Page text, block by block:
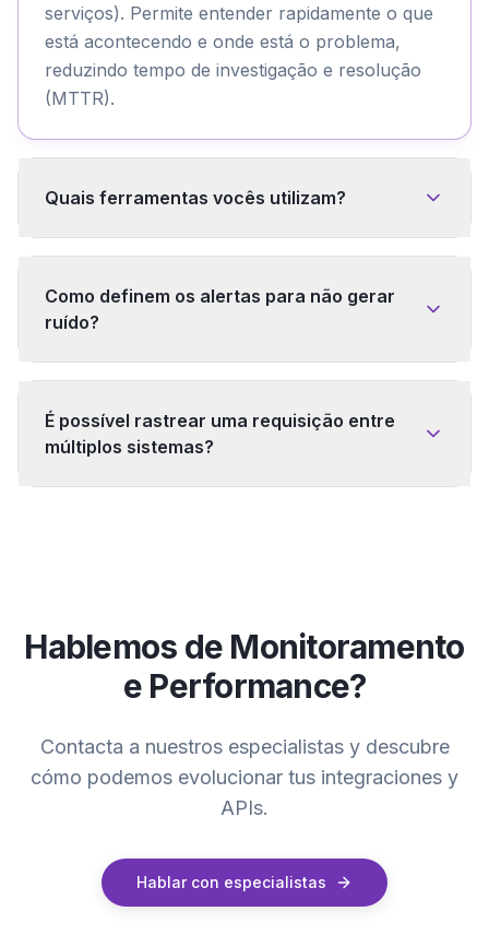
serviços). Permite entender rapidamente o que
está acontecendo e onde está o problema,
reduzindo tempo de investigação e resolução
(MTTR).
Quais ferramentas vocês utilizam?
Trabalhamos com stack completa:
para logs centralizados, Jaeger/Zipkin para
alertas. Adaptamos ao que já existe no seu
Como definem os alertas para não gerar
ruído?
Configuramos alertas baseados em SLOs
(Service Level Objectives), não em cada erro
pontual. Usamos severidades claras
(crítico/warning/info), agregação de eventos
similares e supressão durante manutenções
É possível rastrear uma requisição entre
múltiplos sistemas?
complexos e identificar gargalos.
Hablemos de Monitoramento
e Performance?
Contacta a nuestros especialistas y descubre
cómo podemos evolucionar tus integraciones y
APIs.
Hablar con especialistas